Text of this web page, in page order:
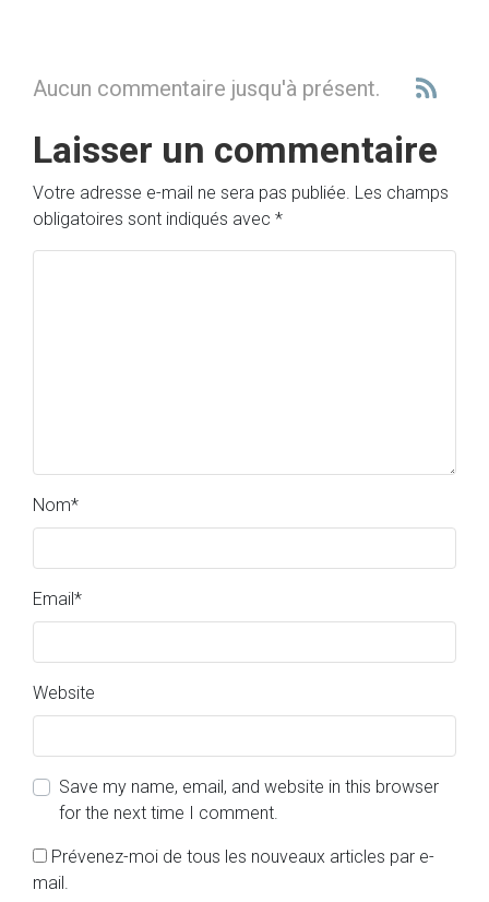
Aucun commentaire jusqu'à présent.
Laisser un commentaire
Votre adresse e-mail ne sera pas publiée. Les champs
obligatoires sont indiqués avec *
Nom*
Email*
Website
Save my name, email, and website in this browser
for the next time I comment.
Prévenez-moi de tous les nouveaux articles par e-
mail.